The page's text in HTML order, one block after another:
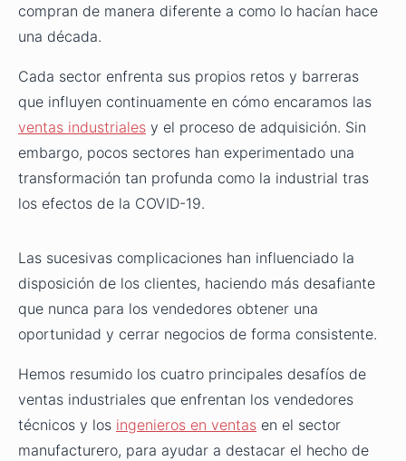
compran de manera diferente a como lo hacían hace
una década.
Cada sector enfrenta sus propios retos y barreras
que influyen continuamente en cómo encaramos las
ventas industriales y el proceso de adquisición. Sin
embargo, pocos sectores han experimentado una
transformación tan profunda como la industrial tras
los efectos de la COVID-19.
Las sucesivas complicaciones han influenciado la
disposición de los clientes, haciendo más desafiante
que nunca para los vendedores obtener una
oportunidad y cerrar negocios de forma consistente.
Hemos resumido los cuatro principales desafíos de
ventas industriales que enfrentan los vendedores
técnicos y los ingenieros en ventas en el sector
manufacturero, para ayudar a destacar el hecho de